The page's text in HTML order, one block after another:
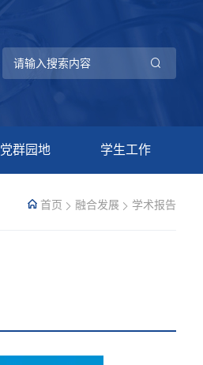
党群园地 学生工作
首页 融合发展 学术报告